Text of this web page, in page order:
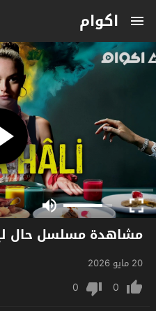
اكوام
مشاهدة مسلسل حال ليلى
20 مايو 2026
0
0